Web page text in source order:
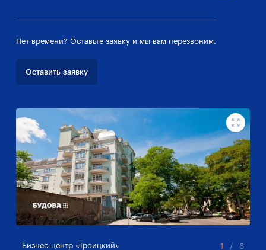
Нет времени? Оставьте заявку и мы вам перезвоним.
Оставить заявку
Бизнес-центр «Троицкий» 1 / 6